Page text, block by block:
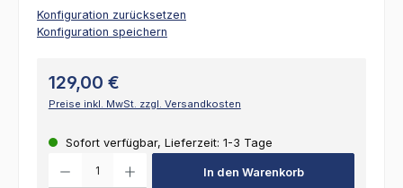
Konfiguration zurücksetzen
Konfiguration speichern
129,00 €
Preise inkl. MwSt. zzgl. Versandkosten
Sofort verfügbar, Lieferzeit: 1-3 Tage
In den Warenkorb